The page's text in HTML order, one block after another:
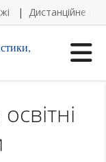
Дистанційне